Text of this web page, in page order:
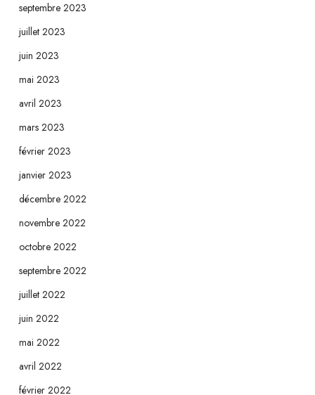
septembre 2023
juillet 2023
juin 2023
mai 2023
avril 2023
mars 2023
février 2023
janvier 2023
décembre 2022
novembre 2022
octobre 2022
septembre 2022
juillet 2022
juin 2022
mai 2022
avril 2022
février 2022